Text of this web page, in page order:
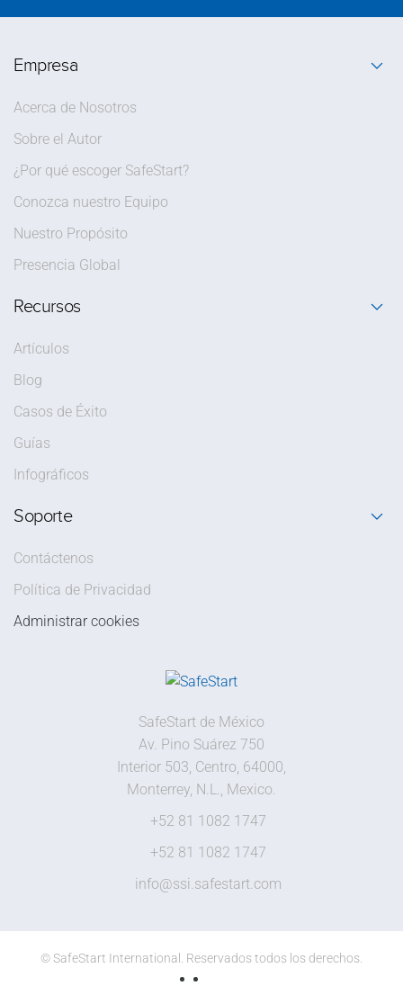
Empresa
Acerca de Nosotros
Sobre el Autor
¿Por qué escoger SafeStart?
Conozca nuestro Equipo
Nuestro Propósito
Presencia Global
Recursos
Artículos
Blog
Casos de Éxito
Guías
Infográficos
Soporte
Contáctenos
Política de Privacidad
Administrar cookies
SafeStart de México
Av. Pino Suárez 750
Interior 503, Centro, 64000,
Monterrey, N.L., Mexico.
+52 81 1082 1747
+52 81 1082 1747
info@ssi.safestart.com
©SafeStart International. Reservados todos los derechos.